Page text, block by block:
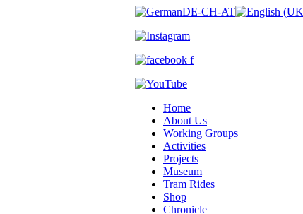
Home
About Us
Working Groups
Activities
Projects
Museum
Tram Rides
Shop
Chronicle